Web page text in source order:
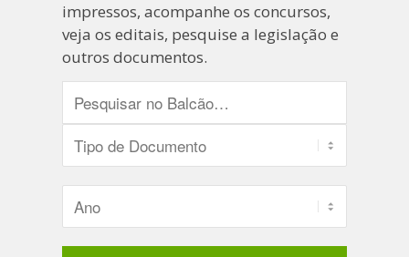
impressos, acompanhe os concursos,
veja os editais, pesquise a legislação e
outros documentos.